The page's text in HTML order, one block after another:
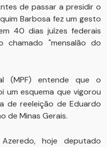
de passar a presidir o
Barbosa fez um gesto
40 dias juízes federais
chamado "mensalão do
(MPF) entende que o
um esquema que vigorou
de reeleição de Eduardo
de Minas Gerais.
hoje deputado